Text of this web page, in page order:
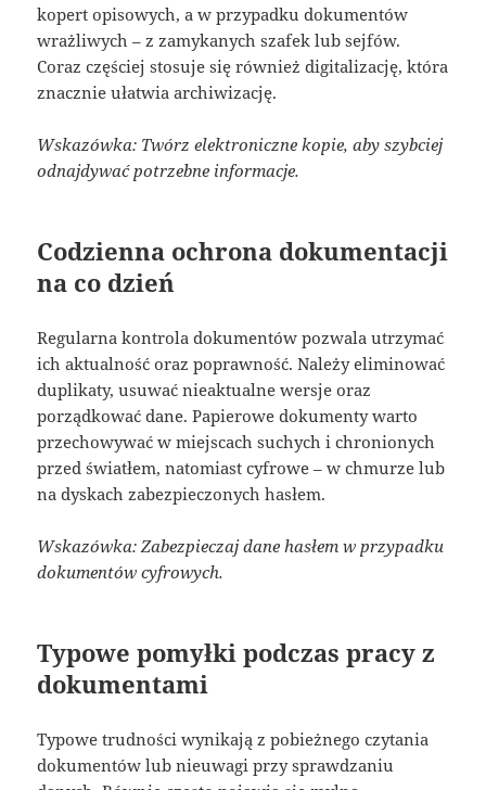
kopert opisowych, a w przypadku dokumentów
wrażliwych – z zamykanych szafek lub sejfów.
Coraz częściej stosuje się również digitalizację, która
znacznie ułatwia archiwizację.
Wskazówka: Twórz elektroniczne kopie, aby szybciej
odnajdywać potrzebne informacje.
Codzienna ochrona dokumentacji
na co dzień
Regularna kontrola dokumentów pozwala utrzymać
ich aktualność oraz poprawność. Należy eliminować
duplikaty, usuwać nieaktualne wersje oraz
porządkować dane. Papierowe dokumenty warto
przechowywać w miejscach suchych i chronionych
przed światłem, natomiast cyfrowe – w chmurze lub
na dyskach zabezpieczonych hasłem.
Wskazówka: Zabezpieczaj dane hasłem w przypadku
dokumentów cyfrowych.
Typowe pomyłki podczas pracy z
dokumentami
Typowe trudności wynikają z pobieżnego czytania
dokumentów lub nieuwagi przy sprawdzaniu